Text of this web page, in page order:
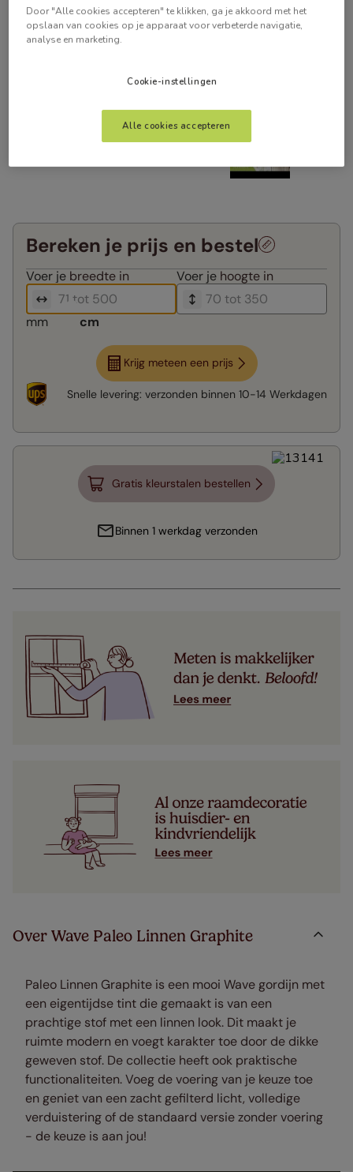
Bereken je prijs en bestel
Voer je breedte in Voer je hoogte in
mm cm
Krijg meteen een prijs
Snelle levering: verzonden binnen 10-14 Werkdagen
Gratis kleurstalen bestellen
Binnen 1 werkdag verzonden
Over Wave Paleo Linnen Graphite
Paleo Linnen Graphite is een mooi Wave gordijn met
een eigentijdse tint die gemaakt is van een
prachtige stof met een linnen look. Dit maakt je
ruimte modern en voegt karakter toe door de dikke
geweven stof. De collectie heeft ook praktische
functionaliteiten. Voeg de voering van je keuze toe
en geniet van een zacht gefilterd licht, volledige
verduistering of de standaard versie zonder voering
- de keuze is aan jou!
Door "Alle cookies accepteren" te klikken, ga je akkoord met het
opslaan van cookies op je apparaat voor verbeterde navigatie,
analyse en marketing.
Cookie-instellingen
Alle cookies accepteren